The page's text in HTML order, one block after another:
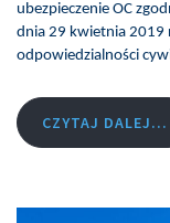
ubezpieczenie OC
dnia 29 kwietnia 2019
odpowiedzialności
CZYTAJ DALEJ...